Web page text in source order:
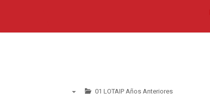
01 LOTAIP Años Anteriores